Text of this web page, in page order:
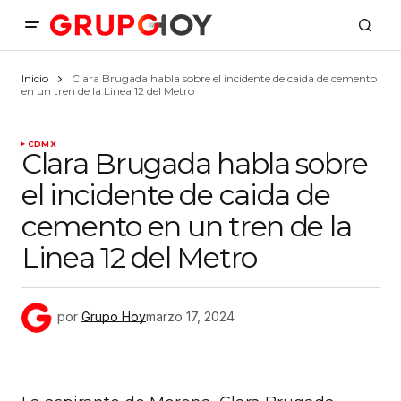
Inicio
Clara Brugada habla sobre el incidente de caida de cemento
en un tren de la Linea 12 del Metro
CDMX
Clara Brugada habla sobre
el incidente de caida de
cemento en un tren de la
Linea 12 del Metro
por Grupo Hoymarzo 17, 2024